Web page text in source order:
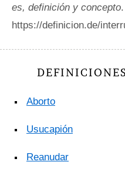
es, definición y concepto
https://definicion.de/
Aborto
Usucapión
Reanudar